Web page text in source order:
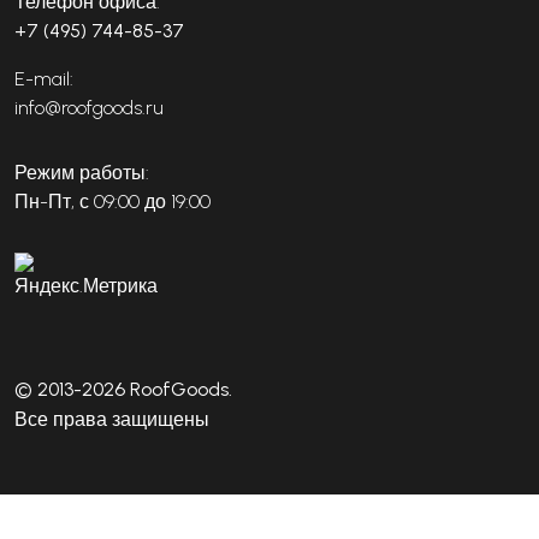
+7 (495) 744-85-37
E-mail:
info@roofgoods.ru
Режим работы:
Пн-Пт, с 09:00 до 19:00
© 2013-2026 RoofGoods.
Все права защищены